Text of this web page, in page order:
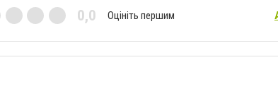
0,0 Оцініть першим